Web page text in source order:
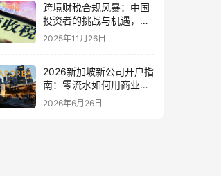
跨境财税合规风暴：中国
投资者的挑战与机遇，亚
马逊卖家465万补税案例
2025年11月26日
2026新加坡新公司开户指
南：零流水如何用商业计
划书破解闭环困境
2026年6月26日